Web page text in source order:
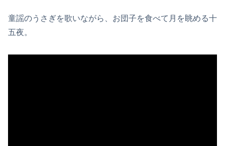
童謡のうさぎを歌いながら、お団子を食べて月を眺める十
五夜。